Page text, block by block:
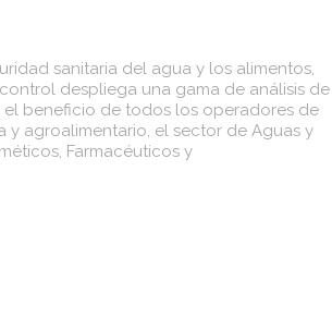
sanitaria del agua y los alimentos,
despliega una gama de análisis de
el beneficio de todos los operadores de
y agroalimentario, el sector de Aguas y
Farmacéuticos y